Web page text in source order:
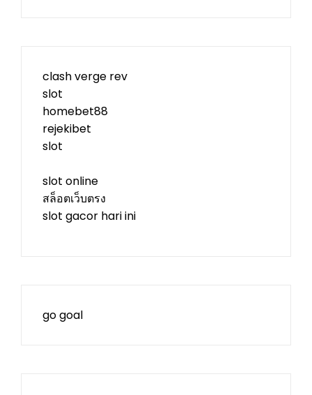
clash verge rev
slot
homebet88
rejekibet
slot
slot online
สล็อตเว็บตรง
slot gacor hari ini
go goal